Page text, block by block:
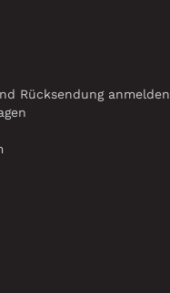
Rücksendung anmelden